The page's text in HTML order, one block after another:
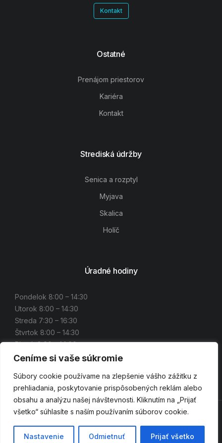
Ceníme si vaše súkromie
Súbory cookie používame na zlepšenie vášho zážitku z
prehliadania, poskytovanie prispôsobených reklám alebo
obsahu a analýzu našej návštevnosti. Kliknutím na „Prijať
všetko“ súhlasíte s naším používaním súborov cookie.
Nastavenie Odmietnuť Prijať všetko
Kontakt
Ostatné
Prenájom priestorov
Kariéra
Kontakt
Strediská údržby
Senica a rozptyl
Myjava
Skalica
Holíč
Úradné hodiny
Pondelok 8:00 – 14:30
Utorok 8:00 – 14:30
Streda 7:30 – 16:30
Štvrtok 8:00 – 14:30
Piatok 8:00 – 14:00
Powered by hostcamp.eu